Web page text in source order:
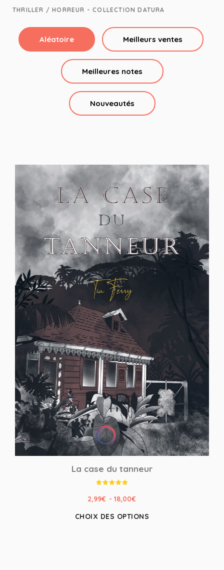
THRILLER / HORREUR - COLLECTION DATURA
Aléatoire Meilleurs ventes
Meilleures notes
Nouveautés
La case du tanneur
5.00
sur 5
2,99€ - 18,00€
CHOIX DES OPTIONS